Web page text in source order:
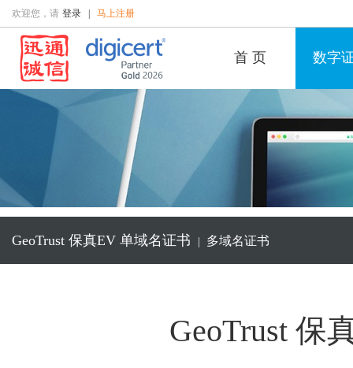
欢迎您，请 登录 马上注册
首 页 数字
GeoTrust 保真EV 单域名证书 多域名证书
GeoTrust 保